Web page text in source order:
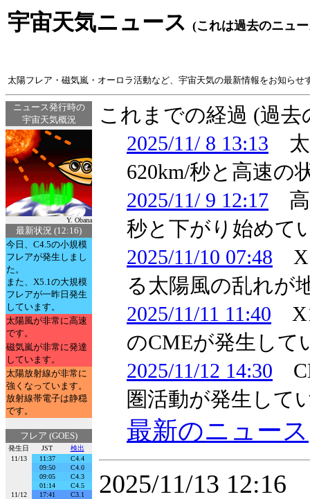
宇宙天気ニュース (これは過去のニュ
太陽フレア・磁気嵐・オーロラ活動など、宇宙天気の最新情報をお知らせ
ニュース発行時の
宇宙天気概況
Y. Obana
最新状況 (12:16)
今日、C4.5の小規模
フレアが発生しまし
た。
また、X5.1の大規模
フレアが一昨日発生
しています。
太陽風が非常に高速
です。
磁気嵐が非常に発達
しています。
太陽放射線が非常に
強くなっています。
放射線帯電子は静穏
です。
フレア (GOES)
発生日 JST
検出
11/13
11:37
C4.4
09:50
C4.0
09:05
C4.3
01:14
C4.5
11/12
17:41
C3.1
これまでの経過 (過
2025/11/ 8 13:13 太
620km/秒と高速の
2025/11/ 9 12:17 高
秒と下がり始めて
2025/11/10 07:48
る太陽風の乱れが
2025/11/11 11:40
のCMEが発生して
2025/11/12 14:30
圏活動が発生して
最新のニュース
2025/11/13